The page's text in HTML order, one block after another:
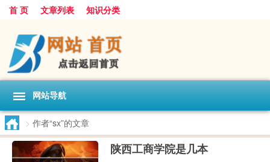
首 页 文章列表 知识分类
网站导航
> 作者“sx”的文章
陕西工商学院是几本